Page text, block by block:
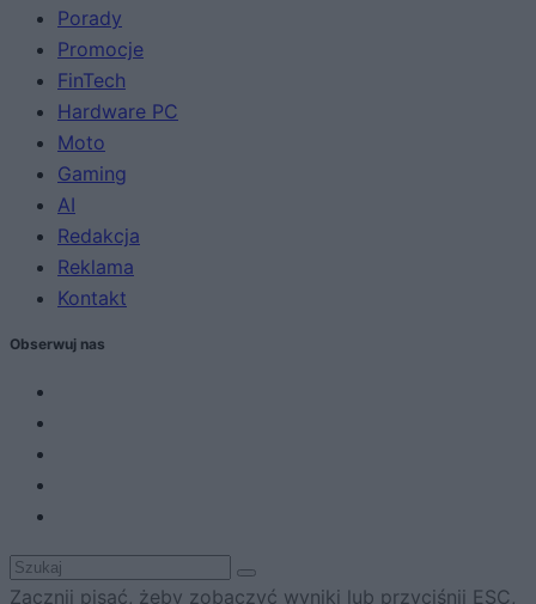
Porady
Promocje
FinTech
Hardware PC
Moto
Gaming
AI
Redakcja
Reklama
Kontakt
Obserwuj nas
Zacznij pisać, żeby zobaczyć wyniki lub przyciśnij ESC,